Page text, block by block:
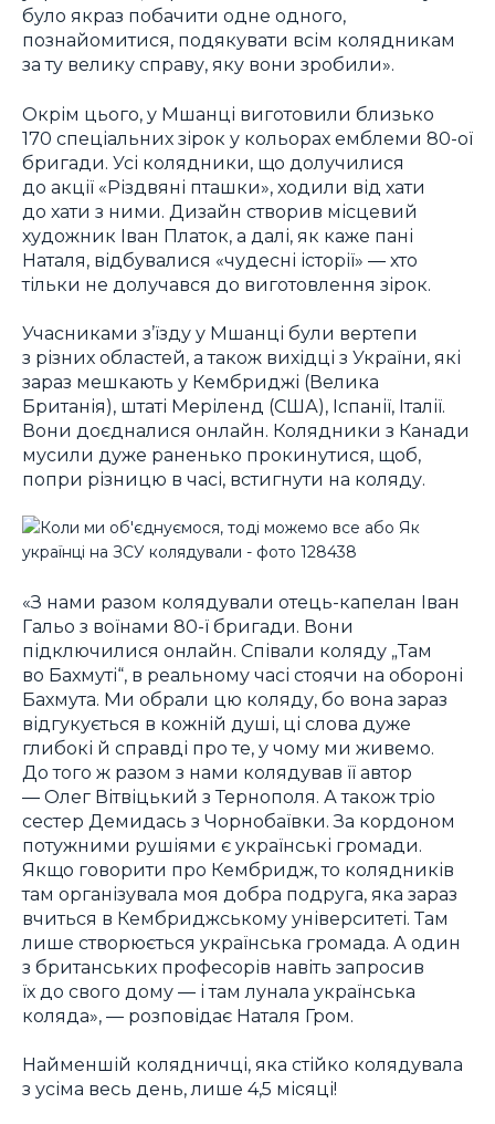
було якраз побачити одне одного,
познайомитися, подякувати всім колядникам
за ту велику справу, яку вони зробили».
Окрім цього, у Мшанці виготовили близько
170 спеціальних зірок у кольорах емблеми 80-ої
бригади. Усі колядники, що долучилися
до акції «Різдвяні пташки», ходили від хати
до хати з ними. Дизайн створив місцевий
художник Іван Платок, а далі, як каже пані
Наталя, відбувалися «чудесні історії» ― хто
тільки не долучався до виготовлення зірок.
Учасниками з’їзду у Мшанці були вертепи
з різних областей, а також вихідці з України, які
зараз мешкають у Кембриджі (Велика
Британія), штаті Меріленд (США), Іспанії, Італії.
Вони доєдналися онлайн. Колядники з Канади
мусили дуже раненько прокинутися, щоб,
попри різницю в часі, встигнути на коляду.
«З нами разом колядували отець-капелан Іван
Гальо з воїнами 80-ї бригади. Вони
підключилися онлайн. Співали коляду „Там
во Бахмуті“, в реальному часі стоячи на обороні
Бахмута. Ми обрали цю коляду, бо вона зараз
відгукується в кожній душі, ці слова дуже
глибокі й справді про те, у чому ми живемо.
До того ж разом з нами колядував її автор
― Олег Вітвіцький з Тернополя. А також тріо
сестер Демидась з Чорнобаївки.За кордоном
потужними рушіями є українські громади.
Якщо говорити про Кембридж, то колядників
там організувала моя добра подруга, яка зараз
вчиться в Кембриджському університеті. Там
лише створюється українська громада. А один
з британських професорів навіть запросив
їх до свого дому ― і там лунала українська
коляда», ― розповідає Наталя Гром.
Найменшій колядничці, яка стійко колядувала
з усіма весь день, лише 4,5 місяці!